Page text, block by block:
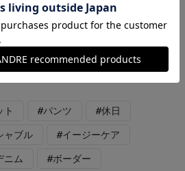
なので11号を履いています。丈は長め
デニム素材のジレです。ボタンはオ
から裾にかけては透け感のあるオーガ
サイズ感はいつものサイズで大丈夫だ
ト #パンツ #休日
ャブル #イージーケア
ニム #ボーダー